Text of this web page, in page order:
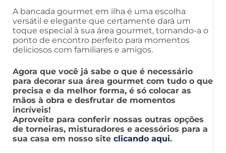
A bancada gourmet em ilha é uma escolha
versátil e elegante que certamente dará um
toque especial à sua área gourmet, tornando-a o
ponto de encontro perfeito para momentos
deliciosos com familiares e amigos.
Agora que você já sabe o que é necessário
para decorar sua área gourmet com tudo o que
precisa e da melhor forma, é só colocar as
mãos à obra e desfrutar de momentos
incríveis!
Aproveite para conferir nossas outras opções
de torneiras, misturadores e acessórios para a
sua casa em nosso site clicando aqui.